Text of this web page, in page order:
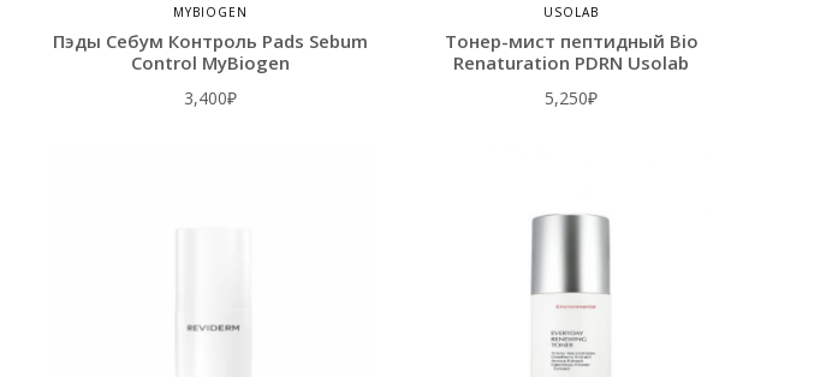
MYBIOGEN
Пэды Себум Контроль Pads Sebum
Control MyBiogen
3,400₽
USOLAB
Тонер-мист пептидный Bio
Renaturation PDRN Usolab
5,250₽